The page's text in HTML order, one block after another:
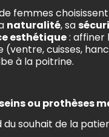
femmes choisissent
naturalité, sa
esthétique: affiner
(ventre, cuisses,
à la poitrine.
ou prothèses
du souhait de la